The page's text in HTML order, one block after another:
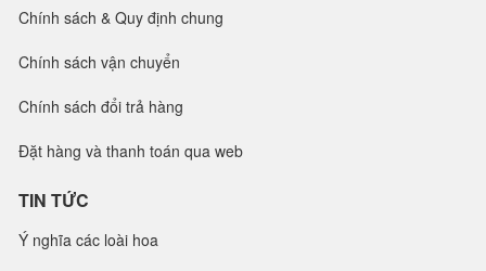
Chính sách & Quy định chung
Chính sách vận chuyển
Chính sách đổi trả hàng
Đặt hàng và thanh toán qua web
TIN TỨC
Ý nghĩa các loài hoa